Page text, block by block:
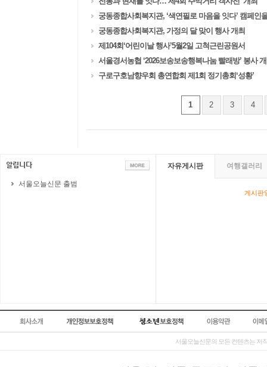
궁동종합사회복지관, ‘색연필로 마음을 잇다’ 캠페인
궁동종합사회복지관, 가정의 달 맞이 행사 개최
제104회‘어린이날 행사’5월2일 고척근린공원서
서울경서농협 ‘2026보송보송행복나눔 빨래방’ 봉사
구로구호남향우회 총연합회 제1회 정기총회‘성황’
1 2 3 4
서울오늘신문 출범
자유게시판 여행갤러리
게시판
서울오늘신문의 모든 컨텐츠는 저